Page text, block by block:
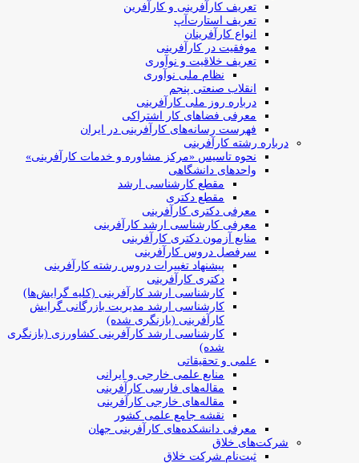
تعریف کارآفرینی و کارآفرین
تعریف استارت‌آپ
انواع کارآفرینان
موفقیت در کارآفرینی
تعریف خلاقیت و نوآوری
نظام ملی نوآوری
انقلاب صنعتی پنجم
درباره روز ملی کارآفرینی
معرفی فضاهای کار اشتراکی
فهرست رسانه‌های کارآفرینی در ایران
درباره رشته کارآفرینی
نحوه تاسیس «مرکز مشاوره و خدمات کارآفرینی»
واحدهای دانشگاهی
مقطع کارشناسی ارشد
مقطع دکتری
معرفی دکتری کارآفرینی
معرفی کارشناسی ارشد کارآفرینی
منابع آزمون دکتری کارآفرینی
سرفصل دروس کارآفرینی
پیشنهاد تغییرات دروس رشته کارآفرینی
دکتری کارآفرینی
کارشناسی ارشد کارآفرینی (کلیه گرایش‌ها)
کارشناسی ارشد مدیریت بازرگانی گرایش
کارآفرینی (بازنگری شده)
کارشناسی ارشد کارآفرینی کشاورزی (بازنگری
شده)
علمی و تحقیقاتی
منابع علمی خارجی و ایرانی
مقاله‌های فارسی کارآفرینی
مقاله‌های خارجی کارآفرینی
نقشه جامع علمی کشور
معرفی دانشکده‌های کارآفرینی جهان
شرکت‌های خلاق
ثبت‌نام شرکت خلاق